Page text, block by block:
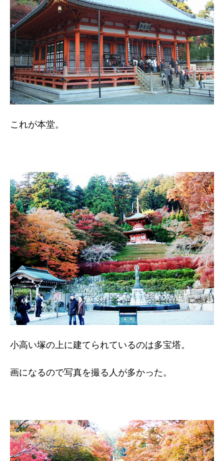
これが本堂。
小高い塚の上に建てられているのは多宝塔。
画になるので写真を撮る人が多かった。